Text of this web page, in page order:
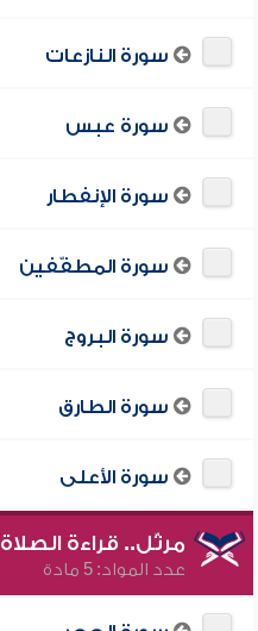
سورة النازعات
سورة عبس
سورة الإنفطار
سورة المطفّفين
سورة البروج
سورة الطارق
سورة الأعلى
مرتّل.. قراءة الصلاة 1435هـ
عدد المواد: 5 مادة